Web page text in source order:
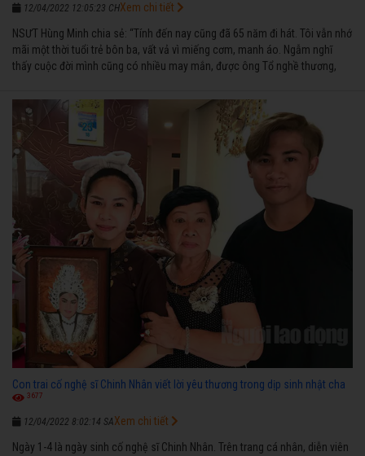
12/04/2022 12:05:23 CH
NSƯT Hùng Minh chia sẻ: “Tính đến nay cũng đã 65 năm đi hát. Tôi vẫn nhớ
mãi một thời tuổi trẻ bôn ba, vất vả vì miếng cơm, manh áo. Ngẫm nghĩ
thấy cuộc đời mình cũng có nhiều may mắn, được ông Tổ nghề thương,
ngược nhận được những cơ may để từng bước thành danh với nghiệp ca
diễn”.
Xem chi tiết
Con trai cố nghệ sĩ Chinh Nhân viết lời yêu thương trong dịp sinh nhật cha
3677
12/04/2022 8:02:14 SA
Ngày 1-4 là ngày sinh cố nghệ sĩ Chinh Nhân. Trên trang cá nhân, diễn viên
Xem chi tiết